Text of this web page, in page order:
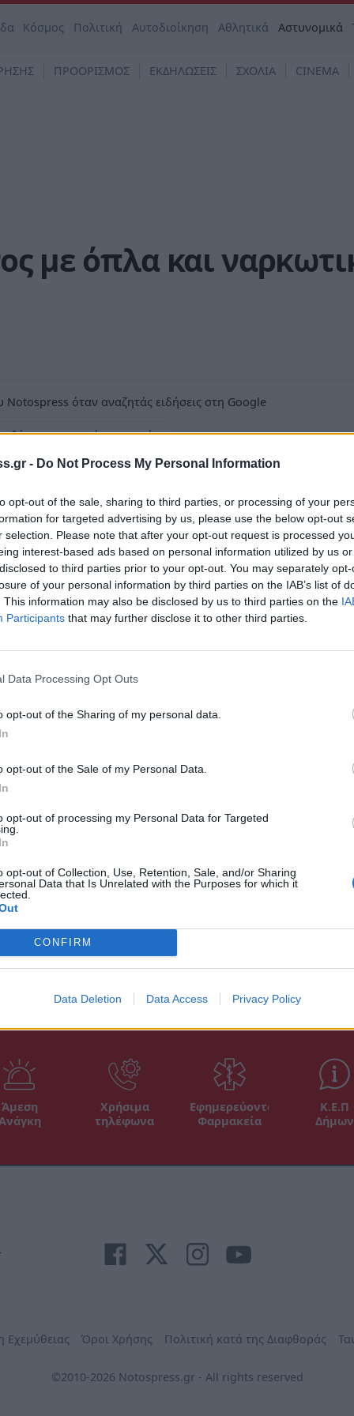
- Do Not Process My Personal Information
opt-out of the sale, sharing to third parties, or processing of your
for targeted advertising by us, please use the below opt-out
selection. Please note that after your opt-out request is processed
interest-based ads based on personal information utilized by us
to third parties prior to your opt-out. You may separately
of your personal information by third parties on the IAB’s list of
This information may also be disclosed by us to third parties on the
Participants that may further disclose it to other third parties.
Data Processing Opt Outs
opt-out of the Sharing of my personal data.
opt-out of the Sale of my Personal Data.
opt-out of processing my Personal Data for Targeted
opt-out of Collection, Use, Retention, Sale, and/or Sharing
Data that Is Unrelated with the Purposes for which it
CONFIRM
Data Deletion Data Access Privacy Policy
Κόσμος Πολιτική Αυτοδιοίκηση Αθλητικά Αστυνομικά
ΠΡΟΟΡΙΣΜΟΣ ΕΚΔΗΛΩΣΕΙΣ ΣΧΟΛΙΑ CINEMA
με όπλα και
όταν αναζητάς ειδήσεις στη Google
ως προτιμώμενη πηγή
σε τοπική κοινότητα του Δήμου
Ασφαλείας Σπάρτης, 55χρονος
τα ναρκωτικά και τα όπλα.
αξιολόγηση και αξιοποίηση
Σπάρτης, πραγματοποίησαν έρευνα
και κατασχέθηκαν, ποσότητα
ενώ στην κατοχή του βρέθηκαν και
και το χρηματικό ποσό των -225-, ως
στην οικία του 55χρονου, σε τοπική
και κατασχέθηκε ένα κυνηγετικό
ενώ κατασχέθηκε και το ανωτέρω
Πρωτοδικών Σπάρτης.
έργο διενεργούνται από το Τμήμα
Άμεση
Χρήσιμα
τηλέφωνα
Εφημερεύοντα
Φαρμακεία
Κ.Ε.Π
Δήμων
Εχεμύθειας Όροι Χρήσης Πολιτική κατά της Διαφθοράς
©2010-2026 Notospress.gr - All rights reserved